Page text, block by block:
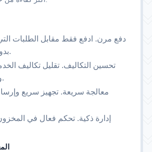
دفع مرن. ادفع فقط مقابل الطلبات التي
بدون رسوم خفية.
تحسين التكاليف. تقليل تكاليف
وتخزين البضائع.
معالجة سريعة. تجهيز سريع
إدارة ذكية. تحكم فعال في